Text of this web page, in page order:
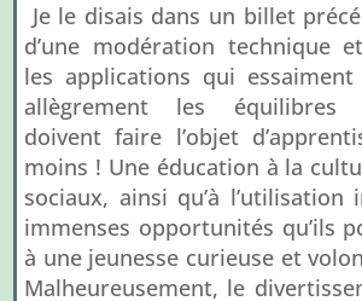
Je le disais dans un billet
d’une modération technique
les applications qui
allègrement les équilibres
doivent faire l’objet
moins ! Une éducation à la
sociaux, ainsi qu’à l’utilisation
immenses opportunités qu’ils
à une jeunesse curieuse et
Malheureusement, le